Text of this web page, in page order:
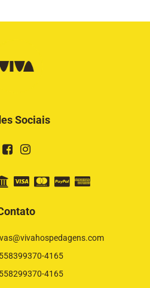
Sociais
4165
4165